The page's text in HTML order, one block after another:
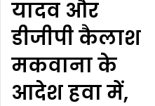
यादव और
डीजीपी कैलाश
मकवाना के
आदेश हवा में,